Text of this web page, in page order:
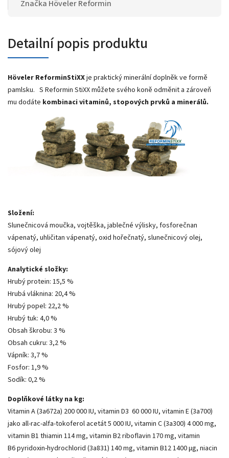
Značka Höveler Reformin
Detailní popis produktu
Höveler ReforminStiXXje praktický minerální doplněk ve formě
pamlsku. S Reformin StiXX můžete svého koně odměnit a zároveň
mu dodáte kombinaci vitaminů, stopových prvků a minerálů.
Složení:
Slunečnicová moučka, vojtěška, jablečné výlisky, fosforečnan
vápenatý, uhličitan vápenatý, oxid hořečnatý, slunečnicový olej,
sójový olej
Analytické složky:
Hrubý protein: 15,5 %
Hrubá vláknina: 20,4 %
Hrubýpopel: 22,2 %
Hrubý tuk: 4,0 %
Obsah škrobu: 3 %
Obsah cukru: 3,2 %
Vápník: 3,7 %
Fosfor: 1,9 %
Sodík: 0,2 %
Doplňkové látky na kg:
Vitamin A (3a672a) 200 000 IU, vitamin D3 60 000 IU, vitamin E (3a700)
jako all-rac-alfa-tokoferol acetát 5 000 IU, vitamin C (3a300) 4 000 mg,
vitamin B1 thiamin 114 mg, vitamin B2 riboflavin 170 mg, vitamin
B6 pyridoxin-hydrochlorid (3a831) 140 mg, vitamin B12 1400 µg, niacin